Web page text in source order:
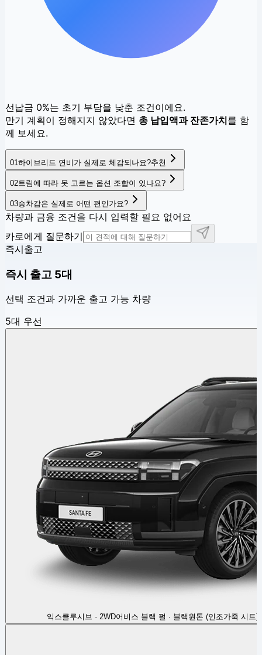
선납금 0%는 초기 부담을 낮춘 조건이에요.
만기 계획이 정해지지 않았다면 총 납입액과 잔존가치를 함
께 보세요.
01 하이브리드 연비가 실제로 체감되나요?추천
02트림에 따라 못 고르는 옵션 조합이 있나요?
03승차감은 실제로 어떤 편인가요?
차량과 금융 조건을 다시 입력할 필요 없어요
카로에게 질문하기
즉시출고
즉시 출고 5대
선택 조건과 가까운 출고 가능 차량
5대 우선
익스클루시브 · 2WD어비스 블랙 펄 · 블랙원톤 (인조가죽 시트)